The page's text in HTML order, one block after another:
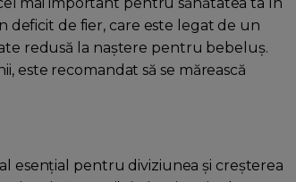
mai important pentru sănătatea ta în
deficit de fier, care este legat de un
redusă la naștere pentru bebeluș.
este recomandat să se mărească
esențial pentru diviziunea și creșterea